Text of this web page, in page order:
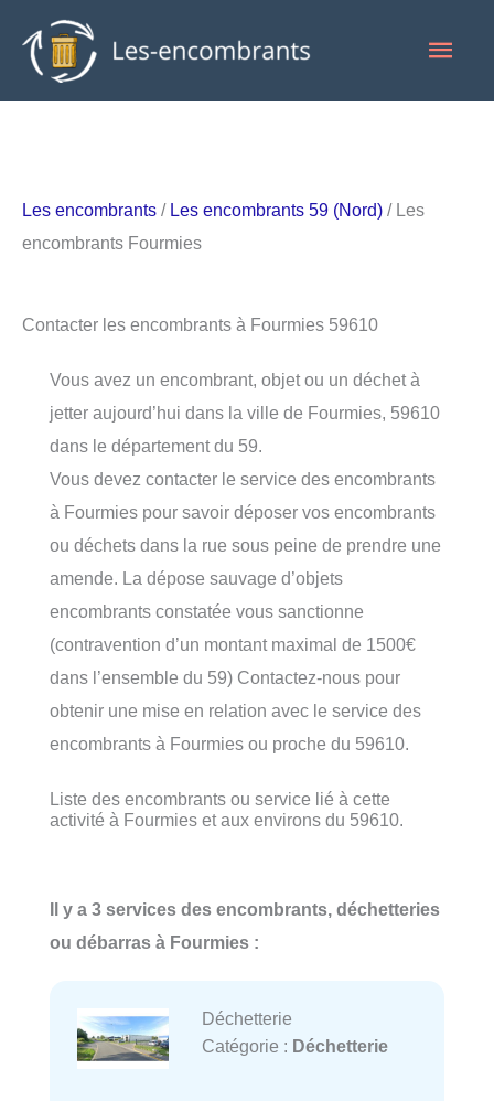
contenu
Les encombrants / Les encombrants 59 (Nord) / Les
encombrants Fourmies
Contacter les encombrants à Fourmies 59610
Vous avez un encombrant, objet ou un déchet à
jetter aujourd’hui dans la ville de Fourmies, 59610
dans le département du 59.
Vous devez contacter le service des encombrants
à Fourmies pour savoir déposer vos encombrants
ou déchets dans la rue sous peine de prendre une
amende. La dépose sauvage d’objets
encombrants constatée vous sanctionne
(contravention d’un montant maximal de 1500€
dans l’ensemble du 59) Contactez-nous pour
obtenir une mise en relation avec le service des
encombrants à Fourmies ou proche du 59610.
Liste des encombrants ou service lié à cette
activité à Fourmies et aux environs du 59610.
Il y a 3 services des encombrants, déchetteries
ou débarras à Fourmies :
Déchetterie
Catégorie : Déchetterie